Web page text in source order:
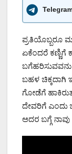
ಪ್ರತಿಯೊಬ್ಬರೂ
ಏಕೆಂದರೆ ಕಣ್ಣಿಗೆ
ಬಹಳ ಚಿಕ್ಕದಾಗಿ
ಗೋಡೆಗೆ
ದೇವರಿಗೆ ಎಂದು
ಅದರ ಬಗ್ಗೆ